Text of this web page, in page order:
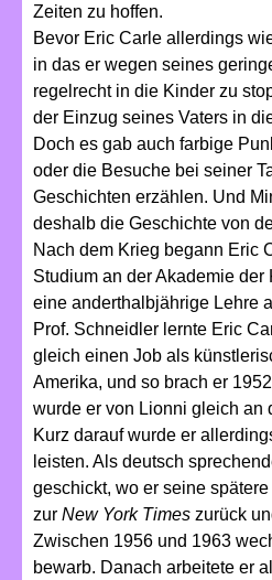
Zeiten zu hoffen.
Bevor Eric Carle allerdings
in das er wegen seines
regelrecht in die Kinder zu
der Einzug seines Vaters in
Doch es gab auch farbige
oder die Besuche bei seiner
Geschichten erzählen. Und
deshalb die Geschichte von
Nach dem Krieg begann Eric
Studium an der Akademie
eine anderthalbjährige Lehre
Prof. Schneidler lernte Eric
gleich einen Job als
Amerika, und so brach er
wurde er von Lionni gleich an
Kurz darauf wurde er
leisten. Als deutsch
geschickt, wo er seine
zur New York Times zurück
Zwischen 1956 und 1963
bewarb. Danach arbeitete er